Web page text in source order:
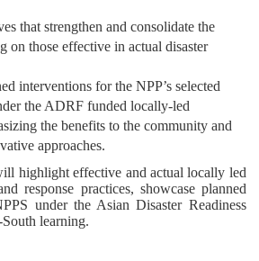
that strengthen and consolidate the
on those effective in actual disaster
interventions for the NPP’s selected
the ADRF funded locally-led
the benefits to the community and
approaches.
highlight effective and actual locally led
response practices, showcase planned
under the Asian Disaster Readiness
learning.